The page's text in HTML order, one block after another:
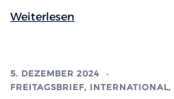
Weiterlesen
5. DEZEMBER 2024
FREITAGSBRIEF, INTERNATIONAL,